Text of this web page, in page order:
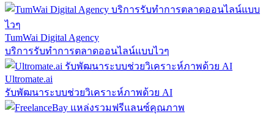
TumWai Digital Agency
บริการรับทำการตลาดออนไลน์แบบไวๆ
Ultromate.ai
รับพัฒนาระบบช่วยวิเคราะห์ภาพด้วย AI